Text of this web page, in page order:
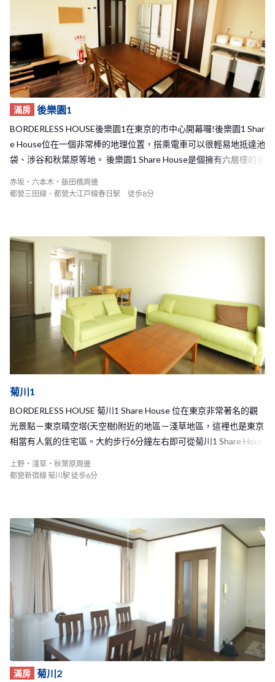
典或活動，相當熱鬧有趣！ 東京最著名的花火節-隅田川花火大會，
每年就在淺草入谷1 House的附近舉行， 住在這裡一定可以盡情地
享受日本的傳統歷史活動和文化，和室友們一起留下許多的美好回
憶！ 淺草入谷1 Share House是個擁有16人的中型Share House，
位在與三樓同一樓層的廚房和客廳的公共空間旁邊也有室友們的房
間， 所以在這裡你能夠有很多的機會和室友們進行交流或聊天。 在
四樓的地方有大大的屋頂，從屋頂上可以看見東京晴空塔， 夏天的
時候也能夠在這裡欣賞到花火大會的美麗煙火。 當你感到疲憊的時
候也可以泡一杯咖啡，在這裡和室友們欣賞風景談天。 相信在淺草
入谷1 Share House一定可以讓你體驗到與眾不同更加開心的日本生
滿房 後樂園1
BORDERLESS HOUSE後樂園1在東京的市中心開幕囉!後樂園1 Shar
e House位在一個非常棒的地理位置，搭乘電車可以很輕易地抵達池
袋、涉谷和秋葉原等地。 後樂園1 Share House是個擁有六層樓的豪
use！不僅有寬敞的客廳，廁所和浴室的數量設置也非常的充裕，樓
人交流的話～請不要猶豫加入我們的BORDERLESS HOUSE後樂園1
吧！
赤坂・六本木・飯田橋周邊
都營三田線、都營大江戸線春日駅 徒歩8分
菊川1
BORDERLESS HOUSE 菊川1 Share House 位在東京非常著名的觀
光景點－東京晴空塔(天空樹)附近的地區－淺草地區，這裡也是東京
相當有人氣的住宅區。大約步行6分鐘左右即可從菊川1 Share Hous
住吉站，另外，從物件也可以騎腳踏車去上野、淺草或是秋葉原等
買到你所需要的各種商品。 菊川1 Share House 擁有四間房間，分
別是兩間單人房和兩間雙人房，是個只有六名房客的溫馨小物件，
每個人在家中都有足夠的自己的空間，又能夠和每位室友充分交流
到，是個非常舒適的居住環境。 如此便利的地理位置和舒服的家，
相信一定可以帶給將在東京展開新生活的你一個美好的開始哦！
上野・淺草・秋葉原周邊
都營新宿線 菊川駅 徒歩6分
滿房 菊川2